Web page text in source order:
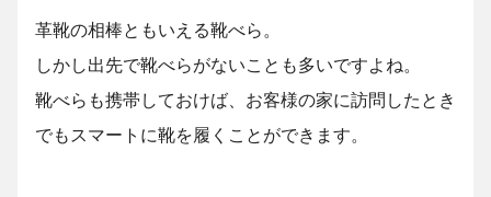
革靴の相棒ともいえる靴べら。
しかし出先で靴べらがないことも多いですよね。
靴べらも携帯しておけば、お客様の家に訪問したとき
でもスマートに靴を履くことができます。